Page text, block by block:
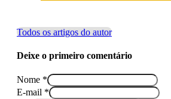
Todos os artigos do autor
Deixe o primeiro comentário
Nome *
E-mail *